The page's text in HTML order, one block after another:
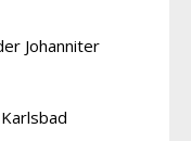
Johanniter